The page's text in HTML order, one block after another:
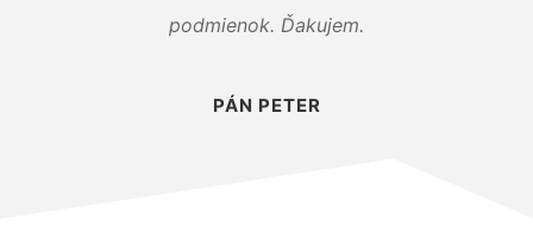
podmienok. Ďakujem.
PÁN PETER